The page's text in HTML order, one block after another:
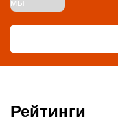
Рейтинги